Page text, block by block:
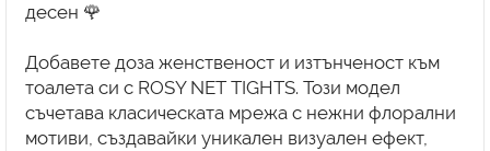
десен 🌹
Добавете доза женственост и изтънченост към
тоалета си с ROSY NET TIGHTS. Този модел
съчетава класическата мрежа с нежни флорални
мотиви, създавайки уникален визуален ефект,